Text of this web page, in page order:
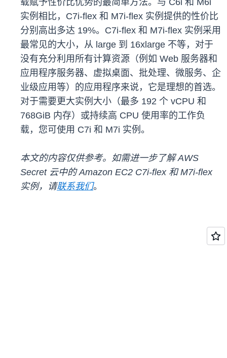
载赋予性价比优势的最简单方法。与 C6i 和 M6i
实例相比，C7i-flex 和 M7i-flex 实例提供的性价比
分别高出多达 19%。C7i-flex 和 M7i-flex 实例采用
最常见的大小，从 large 到 16xlarge 不等，对于
没有充分利用所有计算资源（例如 Web 服务器和
应用程序服务器、虚拟桌面、批处理、微服务、企
业级应用等）的应用程序来说，它是理想的首选。
对于需要更大实例大小（最多 192 个 vCPU 和
768GiB 内存）或持续高 CPU 使用率的工作负
载，您可使用 C7i 和 M7i 实例。
本文的内容仅供参考。如需进一步了解 AWS
Secret 云中的 Amazon EC2 C7i-flex 和 M7i-flex
实例，请联系我们。